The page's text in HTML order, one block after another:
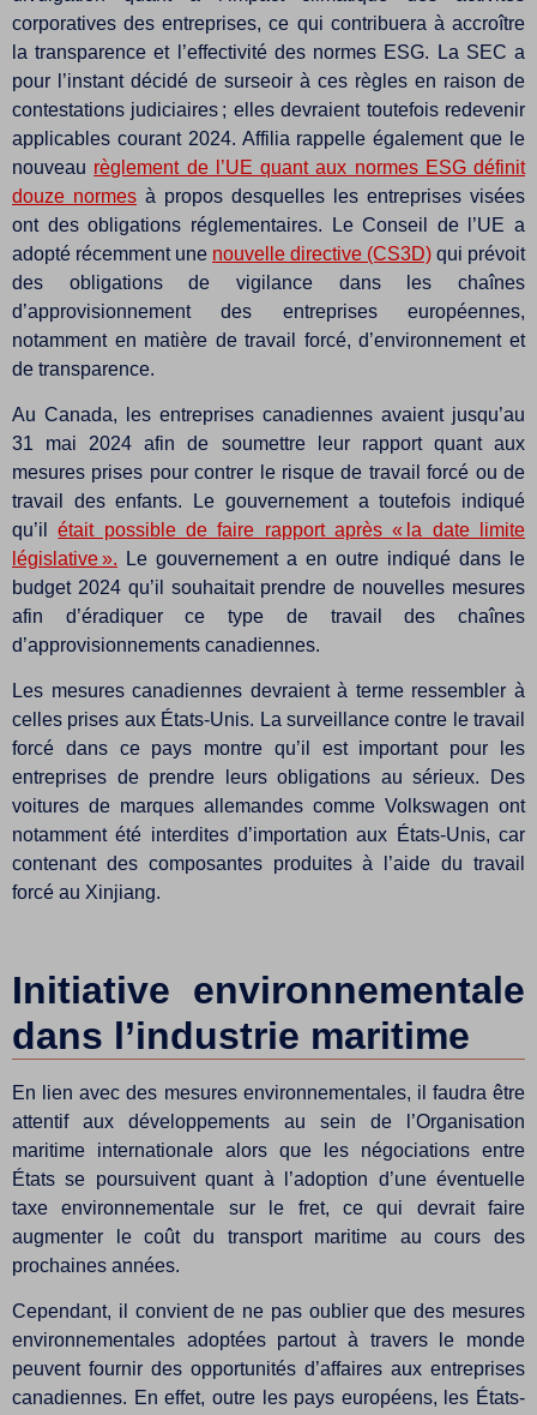
corporatives des entreprises, ce qui contribuera à accroître
la transparence et l’effectivité des normes ESG. La SEC a
pour l’instant décidé de surseoir à ces règles en raison de
contestations judiciaires ; elles devraient toutefois redevenir
applicables courant 2024. Affilia rappelle également que le
nouveau règlement de l’UE quant aux normes ESG définit
douze normes à propos desquelles les entreprises visées
ont des obligations réglementaires. Le Conseil de l’UE a
adopté récemment une nouvelle directive (CS3D) qui prévoit
des obligations de vigilance dans les chaînes
d’approvisionnement des entreprises européennes,
notamment en matière de travail forcé, d’environnement et
de transparence.
Au Canada, les entreprises canadiennes avaient jusqu’au
31 mai 2024 afin de soumettre leur rapport quant aux
mesures prises pour contrer le risque de travail forcé ou de
travail des enfants. Le gouvernement a toutefois indiqué
qu’ilétait possible de faire rapport après « la date limite
législative ». Le gouvernement a en outre indiqué dans le
budget 2024 qu’il souhaitait prendre de nouvelles mesures
afin d’éradiquer ce type de travail des chaînes
d’approvisionnements canadiennes.
Les mesures canadiennes devraient à terme ressembler à
celles prises aux États-Unis. La surveillance contre le travail
forcé dans ce pays montre qu’il est important pour les
entreprises de prendre leurs obligations au sérieux. Des
voitures de marques allemandes comme Volkswagen ont
notamment été interdites d’importation aux États-Unis, car
contenant des composantes produites à l’aide du travail
forcé au Xinjiang.
Initiative environnementale
dans l’industrie maritime
En lien avec des mesures environnementales, il faudra être
attentif aux développements au sein de l’Organisation
maritime internationale alors que les négociations entre
États se poursuivent quant à l’adoption d’une éventuelle
taxe environnementale sur le fret, ce qui devrait faire
augmenter le coût du transport maritime au cours des
prochaines années.
Cependant, il convient de ne pas oublier que des mesures
environnementales adoptées partout à travers le monde
peuvent fournir des opportunités d’affaires aux entreprises
canadiennes. En effet, outre les pays européens, les États-